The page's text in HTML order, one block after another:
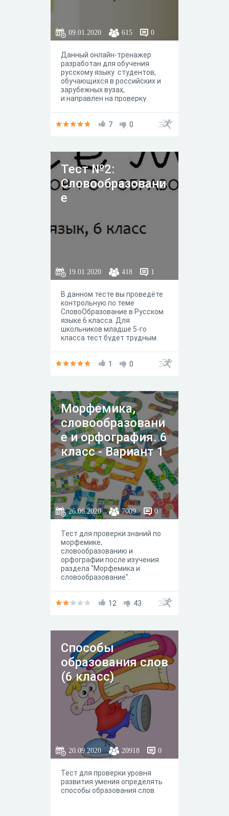
09.01.2020 615 0
Данный онлайн-тренажер
разработан для обучения
русскому языку студентов,
обучающихся в российских и
зарубежных вузах,
и направлен на проверку
формирование у студентов
компетенций, навыков
самоконтроля и самооценки.
7 0
Тест №2:
Словообразовани
е
19.01.2020 418 1
В данном тесте вы проведёте
контрольную по теме
СловоОбразование в Русском
языке 6 класса. Для
школьников младше 5-го
класса тест будет трудным.
1 0
Морфемика,
словообразовани
е и орфография. 6
класс - Вариант 1
26.06.2020 7009 0
Тест для проверки знаний по
морфемике,
словообразованию и
орфографии после изучения
раздела "Морфемика и
словообразование".
12 43
Способы
образования слов
(6 класс)
20.09.2020 20918 0
Тест для проверки уровня
развития умения определять
способы образования слов.